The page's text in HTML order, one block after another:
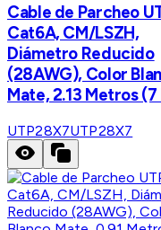
Cable de Parcheo
Cat6A, CM/LSZH,
Diámetro Reducido
(28AWG), Color
Mate, 2.13 Metros (7
UTP28X7UTP28X7